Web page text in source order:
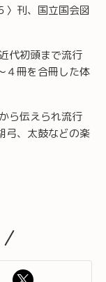
〉刊、国立国会図
代初頭まで流行
４冊を合冊した体
ら伝えられ流行
弓、太鼓などの楽